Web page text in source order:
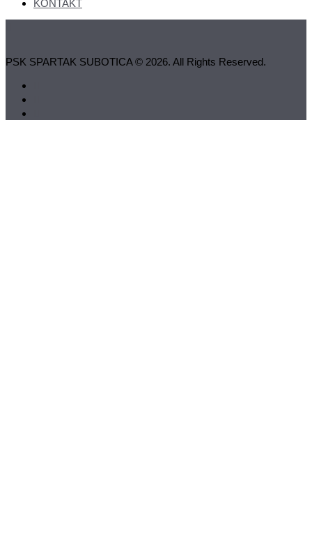
KONTAKT
PSK SPARTAK SUBOTICA © 2026. All Rights Reserved.